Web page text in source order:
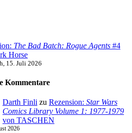
The Bad Batch: Rogue Agents #4
Horse
15. Juli 2026
Kommentare
Darth Finli zu Rezension: Star Wars
Comics Library Volume 1: 1977-1979
von TASCHEN
2026